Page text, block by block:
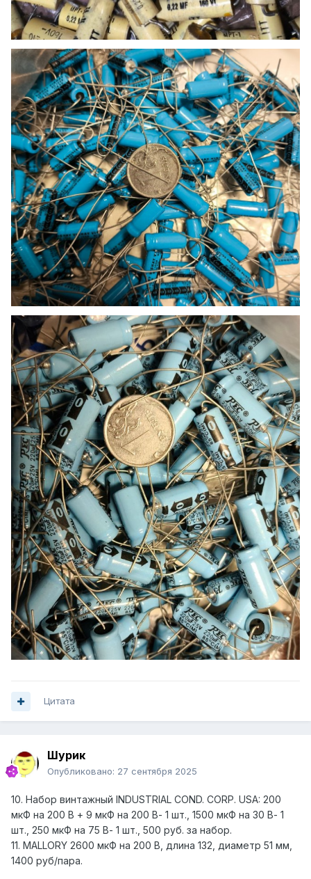
Цитата
Шурик
Опубликовано: 27 сентября 2025
10. Набор винтажный INDUSTRIAL COND. CORP. USA: 200
мкФ на 200 В + 9 мкФ на 200 В- 1 шт., 1500 мкФ на 30 В- 1
шт., 250 мкФ на 75 В- 1 шт., 500 руб. за набор.
11. MALLORY 2600 мкФ на 200 В, длина 132, диаметр 51 мм,
1400 руб/пара.